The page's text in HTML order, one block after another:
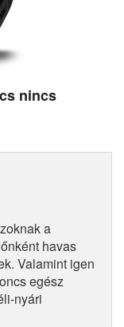
nincs
a
havas
Valamint igen
egész
nyári